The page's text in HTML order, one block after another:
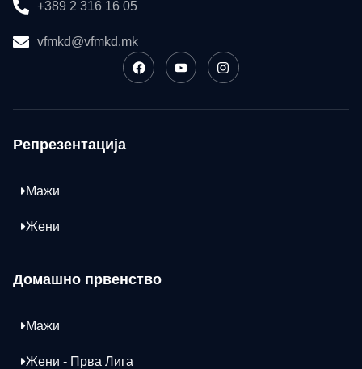
+389 2 316 16 05
vfmkd@vfmkd.mk
Репрезентација
Мажи
Жени
Домашно првенство
Мажи
Жени - Прва Лига